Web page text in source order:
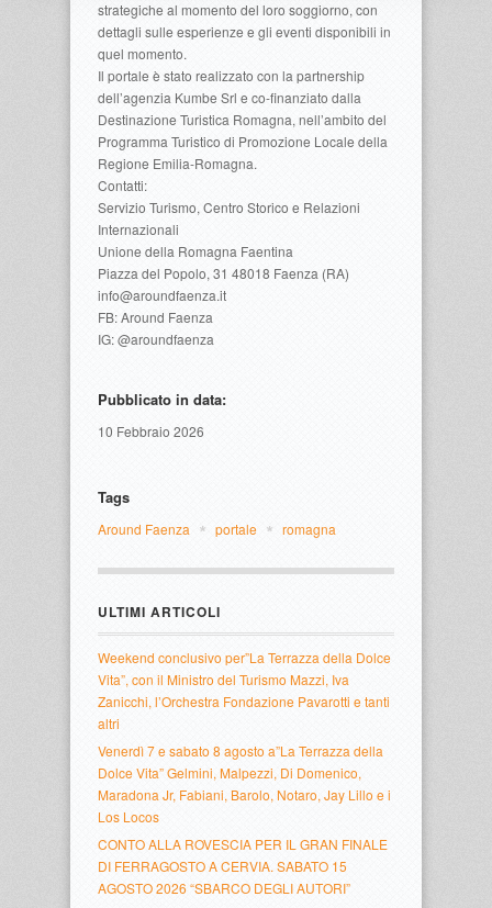
strategiche al momento del loro soggiorno, con
dettagli sulle esperienze e gli eventi disponibili in
quel momento.
Il portale è stato realizzato con la partnership
dell’agenzia Kumbe Srl e co-finanziato dalla
Destinazione Turistica Romagna, nell’ambito del
Programma Turistico di Promozione Locale della
Regione Emilia-Romagna.
Contatti:
Servizio Turismo, Centro Storico e Relazioni
Internazionali
Unione della Romagna Faentina
Piazza del Popolo, 31 48018 Faenza (RA)
info@aroundfaenza.it
FB: Around Faenza
IG: @aroundfaenza
Pubblicato in data:
10 Febbraio 2026
Tags
Around Faenza portale romagna
ULTIMI ARTICOLI
Weekend conclusivo per”La Terrazza della Dolce
Vita”, con il Ministro del Turismo Mazzi, Iva
Zanicchi, l’Orchestra Fondazione Pavarotti e tanti
altri
Venerdì 7 e sabato 8 agosto a”La Terrazza della
Dolce Vita” Gelmini, Malpezzi, Di Domenico,
Maradona Jr, Fabiani, Barolo, Notaro, Jay Lillo e i
Los Locos
CONTO ALLA ROVESCIA PER IL GRAN FINALE
DI FERRAGOSTO A CERVIA. SABATO 15
AGOSTO 2026 “SBARCO DEGLI AUTORI”